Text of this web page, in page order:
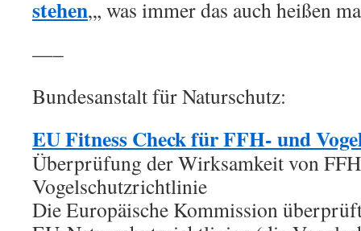
stehen„, was immer das auch heißen
—–
Bundesanstalt für Naturschutz:
EU Fitness Check für FFH- und
Überprüfung der Wirksamkeit von
Vogelschutzrichtlinie
Die Europäische Kommission